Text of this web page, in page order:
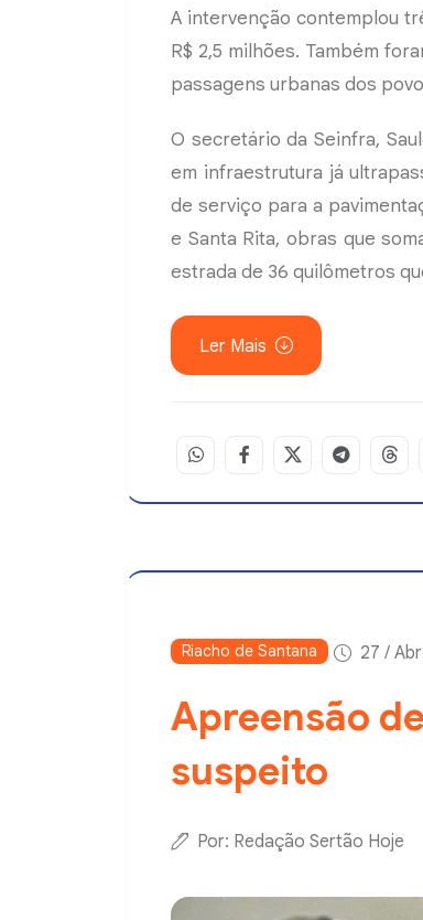
A intervenção contemplou
R$ 2,5 milhões. Também
passagens urbanas dos
O secretário da Seinfra,
em infraestrutura já
de serviço para a
e Santa Rita, obras que
estrada de 36 quilômetros
Ler Mais
Riacho de Santana 27 /
Apreensão
suspeito
Por: Redação Sertão Hoje